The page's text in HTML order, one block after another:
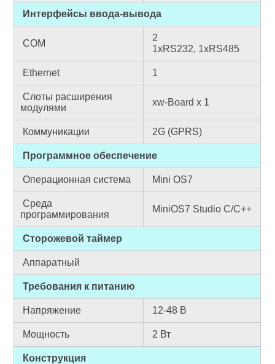
Интерфейсы ввода-вывода
COM
2
1xRS232, 1xRS485
Ethernet 1
Слоты расширения
модулями
xw-Board х 1
Коммуникации 2G (GPRS)
Программное обеспечение
Операционная система Mini OS7
Среда
программирования
MiniOS7 Studio С/С++
Сторожевой таймер
Аппаратный
Требования к питанию
Напряжение 12-48 В
Мощность 2 Вт
Конструкция